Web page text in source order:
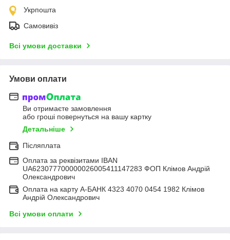
Укрпошта
Самовивіз
Всі умови доставки
Умови оплати
Ви отримаєте замовлення
або гроші повернуться на вашу картку
Детальніше
Післяплата
Оплата за реквізитами IBAN
UA623077700000026005411147283 ФОП Клімов Андрій
Олександрович
Оплата на карту А-БАНК 4323 4070 0454 1982 Клімов
Андрій Олександрович
Всі умови оплати